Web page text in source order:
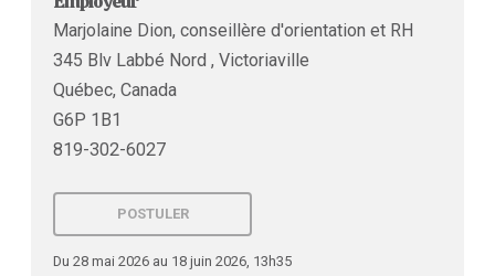
Marjolaine Dion, conseillère d'orientation et RH
345 Blv Labbé Nord , Victoriaville
Québec, Canada
G6P 1B1
819-302-6027
POSTULER
Du 28 mai 2026 au 18 juin 2026, 13h35